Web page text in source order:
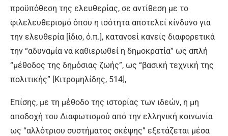
προϋπόθεση της ελευθερίας, σε αντίθεση με το
φιλελευθερισμό όπου η ισότητα αποτελεί κίνδυνο για
την ελευθερία [ίδιο, ό.π.], κατανοεί κανείς διαφορετικά
την “αδυναμία να καθιερωθεί η δημοκρατία” ως απλή
“μέθοδος της δημόσιας ζωής”, ως “βασική τεχνική της
πολιτικής” [Κιτρομηλίδης, 514],
Επίσης, με τη μέθοδο της ιστορίας των ιδεών, η μη
αποδοχή του Διαφωτισμού από την ελληνική κοινωνία
ως “αλλότριου συστήματος σκέψης” εξετάζεται μέσα